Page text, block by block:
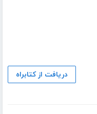
دریافت از کتابراه